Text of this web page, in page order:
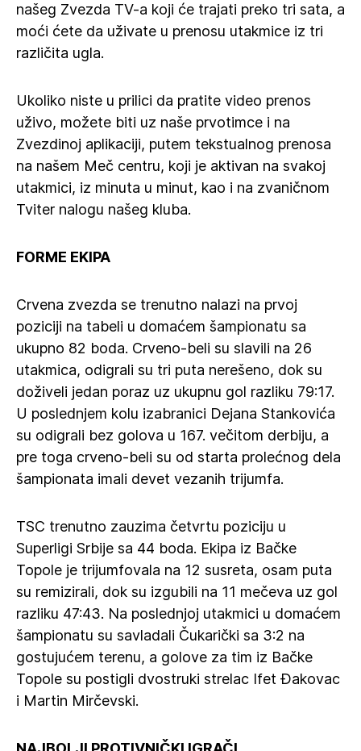
našeg Zvezda TV-a koji će trajati preko tri sata, a
moći ćete da uživate u prenosu utakmice iz tri
različita ugla.
Ukoliko niste u prilici da pratite video prenos
uživo, možete biti uz naše prvotimce i na
Zvezdinoj aplikaciji, putem tekstualnog prenosa
na našem Meč centru, koji je aktivan na svakoj
utakmici, iz minuta u minut, kao i na zvaničnom
Tviter nalogu našeg kluba.
FORME EKIPA
Crvena zvezda se trenutno nalazi na prvoj
poziciji na tabeli u domaćem šampionatu sa
ukupno 82 boda. Crveno-beli su slavili na 26
utakmica, odigrali su tri puta nerešeno, dok su
doživeli jedan poraz uz ukupnu gol razliku 79:17.
U poslednjem kolu izabranici Dejana Stankovića
su odigrali bez golova u 167. večitom derbiju, a
pre toga crveno-beli su od starta prolećnog dela
šampionata imali devet vezanih trijumfa.
TSC trenutno zauzima četvrtu poziciju u
Superligi Srbije sa 44 boda. Ekipa iz Bačke
Topole je trijumfovala na 12 susreta, osam puta
su remizirali, dok su izgubili na 11 mečeva uz gol
razliku 47:43. Na poslednjoj utakmici u domaćem
šampionatu su savladali Čukarički sa 3:2 na
gostujućem terenu, a golove za tim iz Bačke
Topole su postigli dvostruki strelac Ifet Đakovac
i Martin Mirčevski.